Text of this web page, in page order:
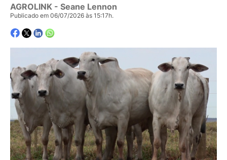
AGROLINK - Seane Lennon
Publicado em 06/07/2026 às 15:17h.